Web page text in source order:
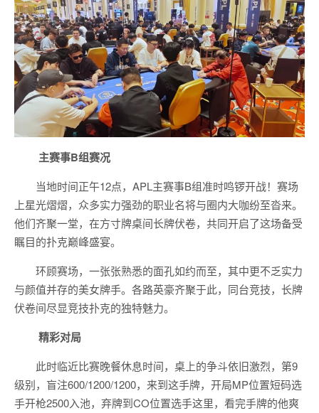
主赛事B组赛况
当地时间正午12点，APL主赛事B组准时鸣锣开战！赛场
上星光熠熠，众多实力强劲的职业名将与圈内大咖纷至沓来。
他们齐聚一堂，在方寸牌桌间长牌伏卷，共同开启了这场备受
瞩目的扑克巅峰盛宴。
环顾赛场，一张张熟悉的面孔如约而至，其中更不乏实力
与颜值并存的美女牌手。各路英豪齐聚于此，同台竞技，长牌
伏卷间尽显竞技扑克的独特魅力。
精彩对局
此时临近比赛晚餐休息时间，桌上的争斗依旧激烈，第9
级别，盲注600/1200/1200，来到这手牌，开局MP位置短码选
手开枪2500入池，弃牌到CO位置选手这里，看完手牌的他爽